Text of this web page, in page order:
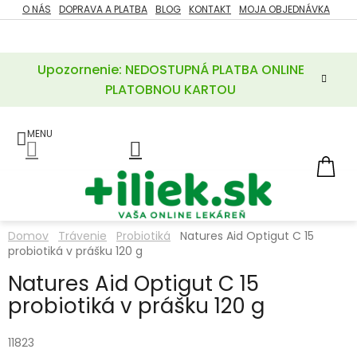
Prejsť
na
Upozornenie: NEDOSTUPNÁ PLATBA ONLINE
PLATOBNOU KARTOU
O NÁS DOPRAVA A PLATBA BLOG KONTAKT MOJA OBJEDNÁVKA
ZĽAVY
POTREBY
A
LIEKY
VITAMÍNY
MINERÁLY
Domov Trávenie Probiotiká
Natures Aid Optigut C 15
probiotiká v prášku 120 g
Natures Aid Optigut C 15
probiotiká v prášku 120 g
11823